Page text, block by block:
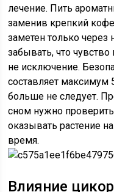
лечение. Пить
заменив крепкий
заметен только через
забывать, что
не исключение.
составляет максимум
больше не следует.
сном нужно
оказывать растение
время.
Влияние